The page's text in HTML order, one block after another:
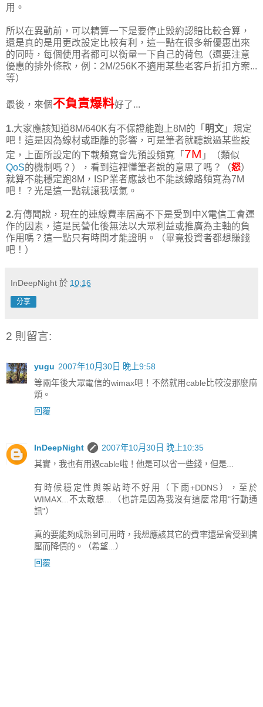
用。
所以在異動前，可以精算一下是要停止毀約認賠比較合算，
還是真的是用更改設定比較有利，這一點在很多新優惠出來
的同時，每個使用者都可以衡量一下自己的荷包（還要注意
優惠的排外條款，例：2M/256K不適用某些老客戶折扣方案...
等）
最後，來個不負責爆料好了...
1.大家應該知道8M/640K有不保證能跑上8M的「 明文 」規定
吧！這是因為線材或距離的影響，可是筆者就聽說過某些設
定，上面所設定的下載頻寬會先預設頻寬「 7M 」（類似
QoS的機制嗎？），看到這裡懂筆者說的意思了嗎？（怒）
就算不能穩定跑8M，ISP業者應該也不能該線路頻寬為7M
吧！？光是這一點就讓我嘆氣。
2.有傳聞說，現在的連線費率居高不下是受到中X電信工會運
作的因素，這是民營化後無法以大眾利益或推廣為主軸的負
作用嗎？這一點只有時間才能證明。（畢竟投資者都想賺錢
吧！）
InDeepNight 於 10:16
分享
2 則留言:
yugu 2007年10月30日 晚上9:58
等兩年後大眾電信的wimax吧！不然就用cable比較沒那麼麻
煩。
回覆
InDeepNight
2007年10月30日 晚上10:35
其實，我也有用過cable啦！他是可以省一些錢，但是...
有時候穩定性與架站時不好用（下雨+DDNS），至於
WIMAX...不太敢想...（也許是因為我沒有這麼常用"行動通
訊"）
真的要能夠成熟到可用時，我想應該其它的費率還是會受到擠
壓而降價的。（希望...）
回覆